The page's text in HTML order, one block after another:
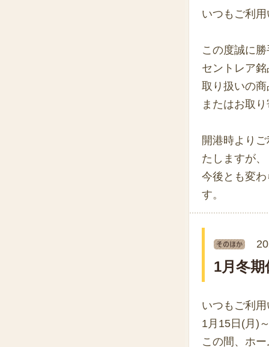
いつもご利
この度誠に
セントレア
取り扱いの
またはお取
開港時より
たしますが、
今後とも変
す。
1月冬
いつもご利
1月15日(月)
この間、ホ